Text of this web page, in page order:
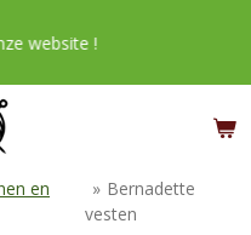
website !
en
» Bernadette
vesten